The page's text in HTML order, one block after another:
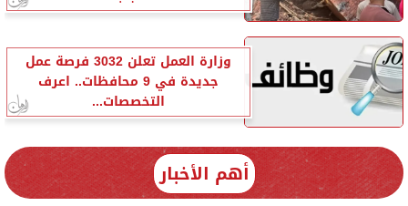
وزارة العمل تعلن 3032 فرصة عمل
جديدة في 9 محافظات.. اعرف
التخصصات...
أهم الأخبار